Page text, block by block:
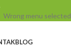
Wrong menu selected
BLOG